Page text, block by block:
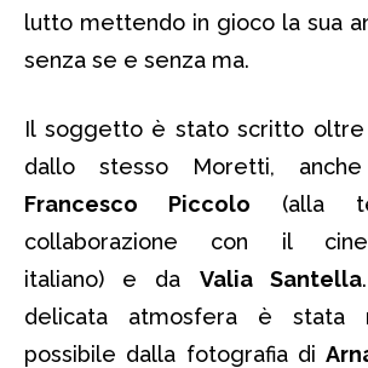
lutto mettendo in gioco la sua
senza se e senza ma.
Il soggetto è stato scritto oltre
dallo stesso Moretti,
Francesco Piccolo (alla
collaborazione con il
italiano) e da Valia Santella
delicata atmosfera è stata
possibile dalla fotografia di